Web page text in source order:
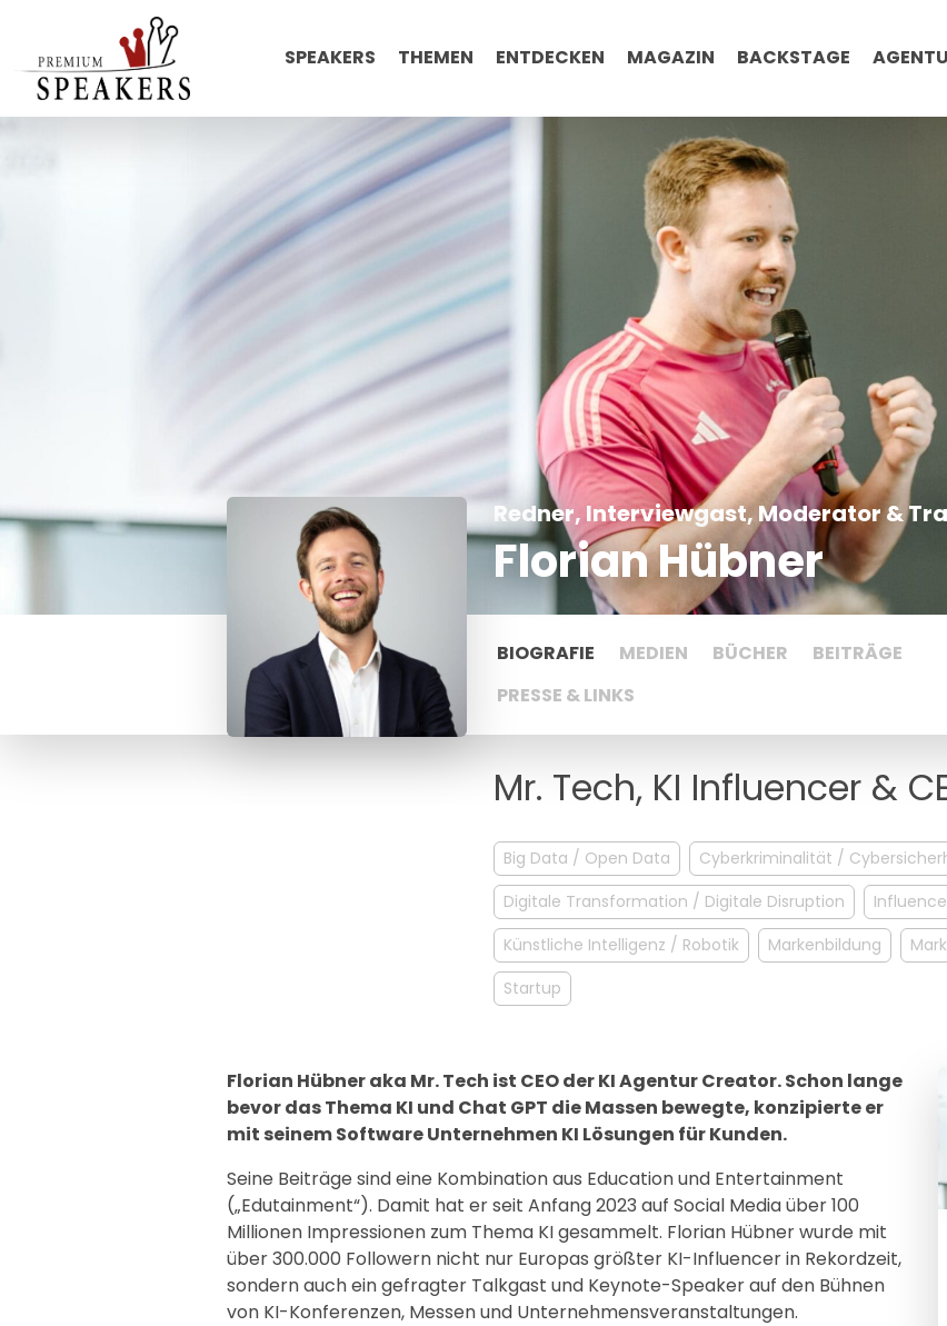
SPEAKERS THEMEN ENTDECKEN MAGAZIN BACKSTAGE
Redner, Interviewgast, Moderator &
Florian Hübner
BIOGRAFIE MEDIEN BÜCHER
BEITRÄGE
PRESSE & LINKS
Mr. Tech, KI Influencer &
Big Data / Open Data
Cyberkriminalität /
Digitale Transformation / Digitale Disruption
Künstliche Intelligenz / Robotik
Markenbildung
Startup
Florian Hübner aka Mr. Tech ist CEO der KI Agentur Creator. Schon lange
bevor das Thema KI und Chat GPT die Massen bewegte, konzipierte er
mit seinem Software Unternehmen KI Lösungen für Kunden.
Seine Beiträge sind eine Kombination aus Education und Entertainment
(„Edutainment“). Damit hat er seit Anfang 2023 auf Social Media über 100
Millionen Impressionen zum Thema KI gesammelt. Florian Hübner wurde mit
über 300.000 Followern nicht nur Europas größter KI-Influencer in Rekordzeit,
sondern auch ein gefragter Talkgast und Keynote-Speaker auf den Bühnen
von KI-Konferenzen, Messen und Unternehmensveranstaltungen.